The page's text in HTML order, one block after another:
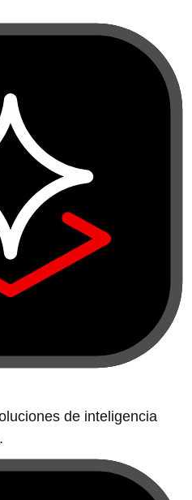
de inteligencia